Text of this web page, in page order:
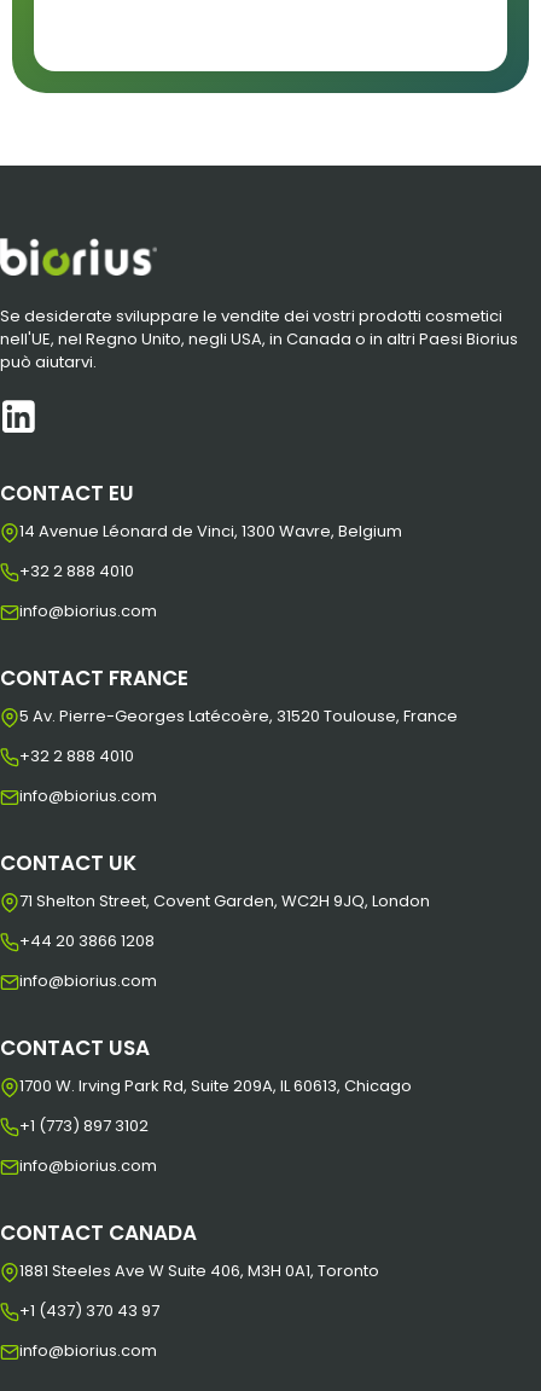
Se desiderate sviluppare le vendite dei vostri prodotti cosmetici
nell'UE, nel Regno Unito, negli USA, in Canada o in altri Paesi Biorius
può aiutarvi.
CONTACT EU
14 Avenue Léonard de Vinci, 1300 Wavre, Belgium
+32 2 888 4010
info@biorius.com
CONTACT FRANCE
5 Av. Pierre-Georges Latécoère, 31520 Toulouse, France
+32 2 888 4010
info@biorius.com
CONTACT UK
71 Shelton Street, Covent Garden, WC2H 9JQ, London
+44 20 3866 1208
info@biorius.com
CONTACT USA
1700 W. Irving Park Rd, Suite 209A, IL 60613, Chicago
+1 (773) 897 3102
info@biorius.com
CONTACT CANADA
1881 Steeles Ave W Suite 406, M3H 0A1, Toronto
+1 (437) 370 43 97
info@biorius.com